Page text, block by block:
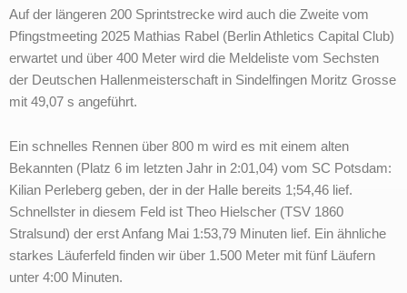
Auf der längeren 200 Sprintstrecke wird auch die Zweite vom
Pfingstmeeting 2025 Mathias Rabel (Berlin Athletics Capital Club)
erwartet und über 400 Meter wird die Meldeliste vom Sechsten
der Deutschen Hallenmeisterschaft in Sindelfingen Moritz Grosse
mit 49,07 s angeführt.
Ein schnelles Rennen über 800 m wird es mit einem alten
Bekannten (Platz 6 im letzten Jahr in 2:01,04) vom SC Potsdam:
Kilian Perleberg geben, der in der Halle bereits 1;54,46 lief.
Schnellster in diesem Feld ist Theo Hielscher (TSV 1860
Stralsund) der erst Anfang Mai 1:53,79 Minuten lief. Ein ähnliche
starkes Läuferfeld finden wir über 1.500 Meter mit fünf Läufern
unter 4:00 Minuten.